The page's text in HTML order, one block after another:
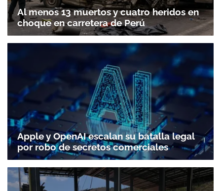
Gracias por suscribirte a nuestro boletín.
Al menos 13 muertos y cuatro heridos en
choque en carretera de Perú
Apple y OpenAI escalan su batalla legal
por robo de secretos comerciales